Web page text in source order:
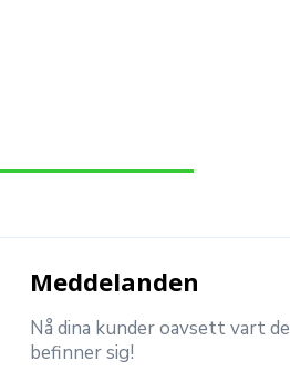
Meddelanden
Nå dina kunder oavsett vart de
befinner sig!